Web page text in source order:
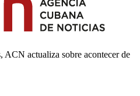
actualiza sobre acontecer de